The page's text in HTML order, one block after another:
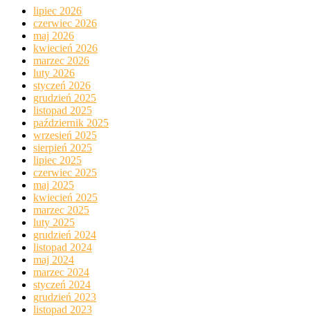
lipiec 2026
czerwiec 2026
maj 2026
kwiecień 2026
marzec 2026
luty 2026
styczeń 2026
grudzień 2025
listopad 2025
październik 2025
wrzesień 2025
sierpień 2025
lipiec 2025
czerwiec 2025
maj 2025
kwiecień 2025
marzec 2025
luty 2025
grudzień 2024
listopad 2024
maj 2024
marzec 2024
styczeń 2024
grudzień 2023
listopad 2023